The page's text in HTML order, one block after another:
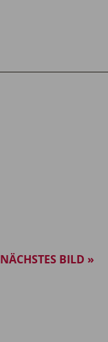
NÄCHSTES BILD »